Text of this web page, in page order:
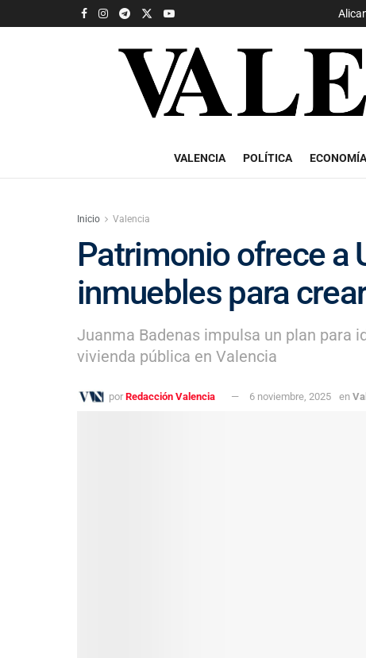
VALENCIA POLÍTICA ECONOMÍA
Inicio Valencia
Patrimonio ofrece a
inmuebles para
Juanma Badenas impulsa un plan para
vivienda pública en Valencia
por Redacción Valencia 6 noviembre, 2025 en